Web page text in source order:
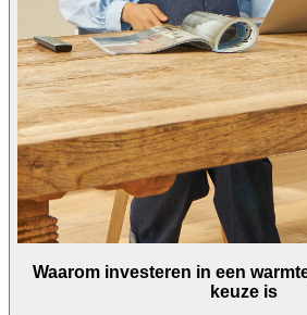
Waarom investeren in een
keuze is